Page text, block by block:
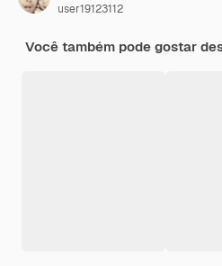
user19123112
Você também pode gostar